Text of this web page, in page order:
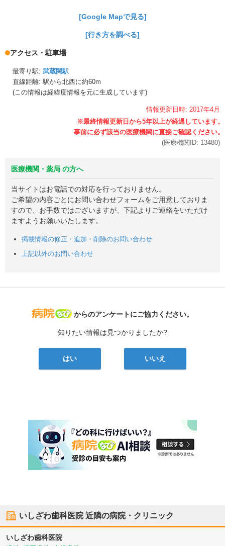
[Google Mapで見る]
[行き方を調べる]
アクセス・駐車場
最寄り駅: 武蔵関駅
直線距離: 駅から北西に約60m
(この情報は経緯度情報を元に生成しています)
情報更新日時: 2017年4月
(医療機関ID: 13480)
医療機関・薬局 の方へ
当サイトはお電話での対応を行っておりません。
ご希望の内容ごとにお問い合わせフォームをご用意しておりま
すので、お手数ではございますが、下記よりご連絡をいただけ
ますようお願いいたします。
掲載情報の修正・追加・削除のお問い合わせ
上記以外のお問い合わせ
病院なび
からのアンケートにご協力ください。
知りたい情報は見つかりましたか?
はい いいえ
いしざわ歯科医院近隣の病院・クリニック
いしざわ歯科医院